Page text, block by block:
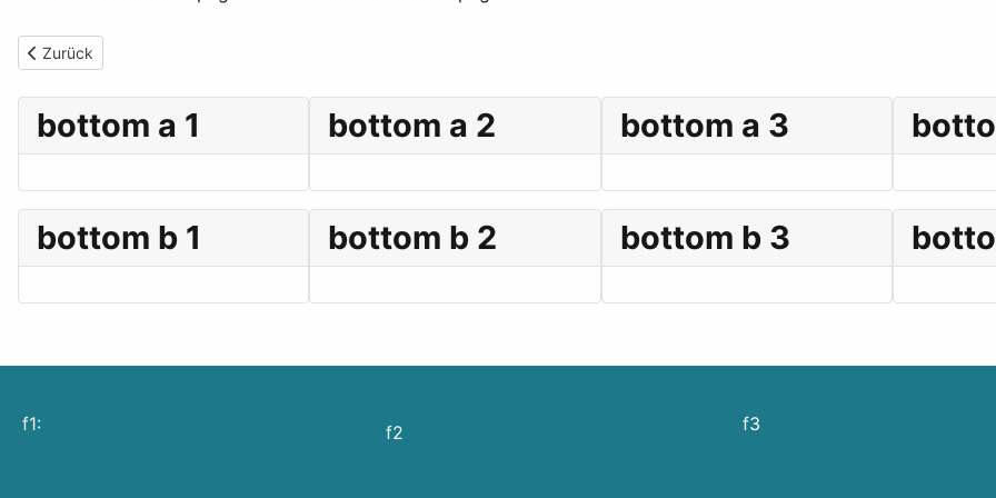
Vorheriger Beitrag: Brueggerei
Zurück
bottom a 1 bottom a 2 bottom a 3
bottom b 1 bottom b 2 bottom b 3
f1: f2 f3